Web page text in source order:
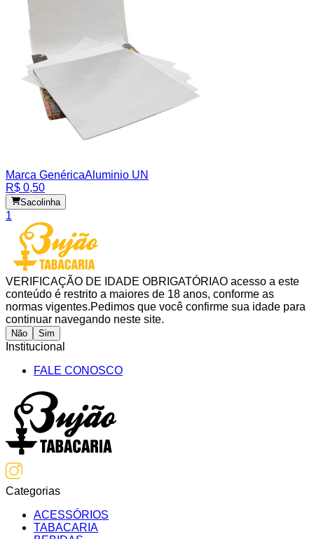
Marca GenéricaAluminio UN
R$ 0,50
Sacolinha
1
VERIFICAÇÃO DE IDADE OBRIGATÓRIAO acesso a este
conteúdo é restrito a maiores de 18 anos, conforme as
normas vigentes.Pedimos que você confirme sua idade para
continuar navegando neste site.
Não Sim
Institucional
FALE CONOSCO
Categorias
ACESSÓRIOS
TABACARIA